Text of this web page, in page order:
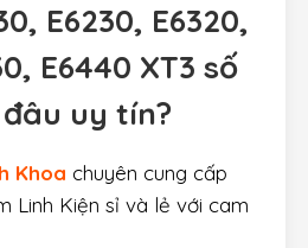
E6230, E6320,
E6440 XT3 số
uy tín?
Khoa chuyên cung cấp
Linh Kiện sỉ và lẻ với cam